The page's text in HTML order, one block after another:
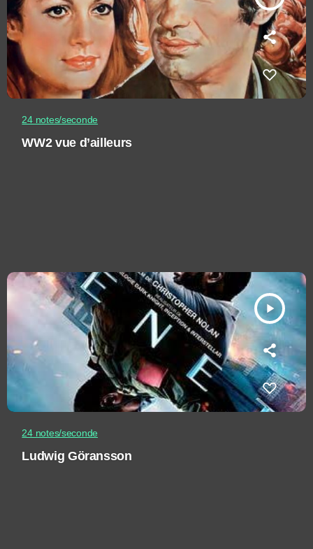
24 notes/seconde
WW2 vue d’ailleurs
play_arrow
24 notes/seconde
Ludwig Göransson